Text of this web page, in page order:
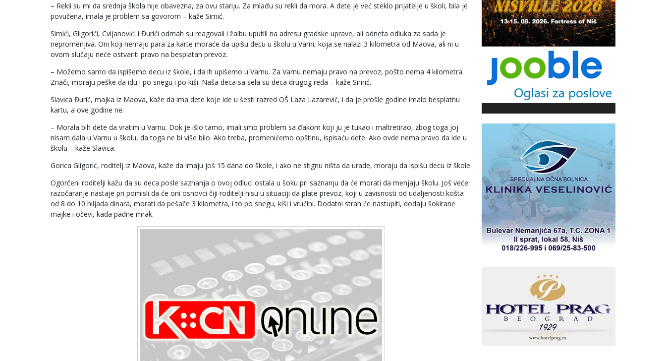
– Rekli su mi da srednja škola nije obavezna, za ovu stariju. Za mlađu su rekli da mora. A dete je već steklo prijatelje u školi, bila je
povučena, imala je problem sa govorom – kaže Simić.
Simići, Gligorići, Cvijanovići i Đurići odmah su reagovali i žalbu uputili na adresu gradske uprave, ali odneta odluka za sada je
nepromenjiva. Oni koji nemaju para za karte moraće da upišu decu u školu u Varni, koja se nalazi 3 kilometra od Maova, ali ni u
ovom slučaju neće ostvariti pravo na besplatan prevoz.
– Možemo samo da ispišemo decu iz škole, i da ih upišemo u Varnu. Za Varnu nemaju pravo na prevoz, pošto nema 4 kilometra.
Znači, moraju peške da idu i po snegu i po kiši. Naša deca sa sela su deca drugog reda – kaže Simić.
Slavica Đurić, majka iz Maova, kaže da ima dete koje ide u šesti razred OŠ Laza Lazarević, i da je prošle godine imalo besplatnu
kartu, a ove godine ne.
– Morala bih dete da vratim u Varnu. Dok je išlo tamo, imali smo problem sa đakom koji ju je tukao i maltretirao, zbog toga joj
nisam dala u Varnu u školu, da toga ne bi više bilo. Ako treba, promenićemo opštinu, ispisaću dete. Ako ovde nema pravo da ide u
školu – kaže Slavica.
Gorica Gligorić, roditelj iz Maova, kaže da imaju još 15 dana do škole, i ako ne stignu ništa da urade, moraju da ispišu decu iz škole.
Ogorčeni roditelji kažu da su deca posle saznanja o ovoj odluci ostala u šoku pri saznanju da će morati da menjaju školu. Još veće
razočaranje nastaje pri pomisli da će oni osnovci čiji roditelji nisu u situaciji da plate prevoz, koji u zavisnosti od udaljenosti košta
od 8 do 10 hiljada dinara, morati da pešače 3 kilometra, i to po snegu, kiši i vrućini. Dodatni strah će nastupiti, dodaju šokirane
majke i očevi, kada padne mrak.